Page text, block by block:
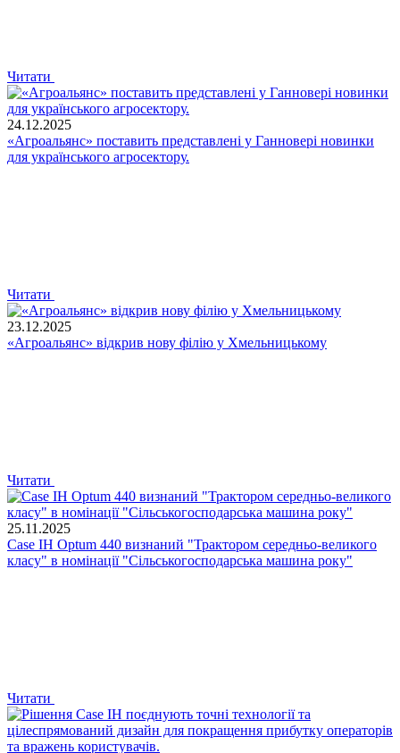
Читати
24.12.2025
«Агроальянс» поставить представлені у Ганновері новинки
для українського агросектору.
Читати
23.12.2025
«Агроальянс» відкрив нову філію у Хмельницькому
Читати
25.11.2025
Case IH Optum 440 визнаний "Трактором середньо-великого
класу" в номінації "Сільськогосподарська машина року"
Читати